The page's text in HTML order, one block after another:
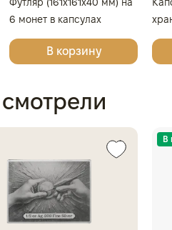
6 монет в капсулах
(диаметр 46 мм), тёмно-
В корзину
В